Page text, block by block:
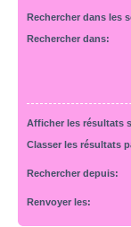
Rechercher dans les
Rechercher dans:
Afficher les résultats
Classer les résultats
Rechercher depuis:
Renvoyer les: